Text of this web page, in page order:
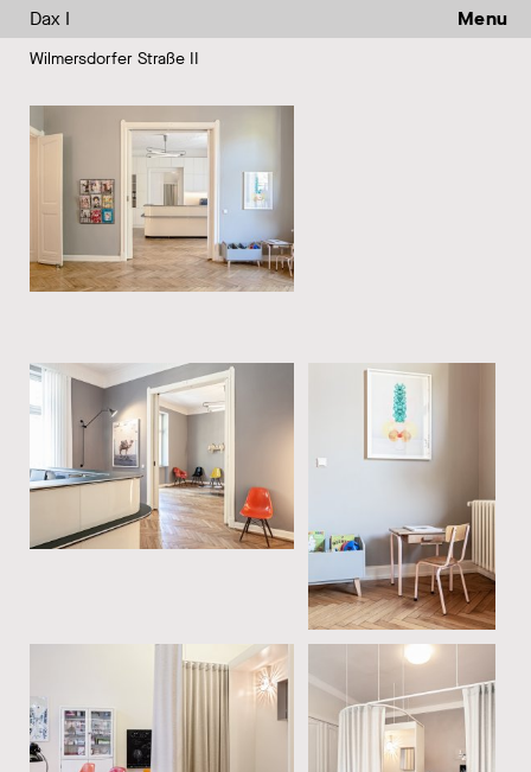
Dax I Menu
Wilmersdorfer Straße II